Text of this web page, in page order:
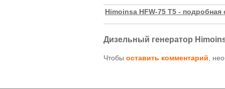
Himoinsa HFW-75 T5 -
Дизельный генератор
Чтобы оставить комментарий,